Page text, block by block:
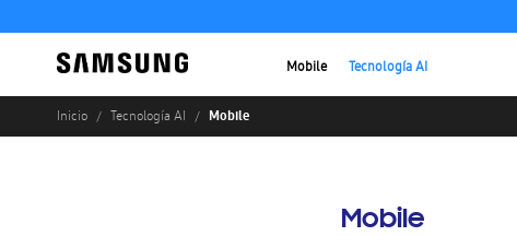
Mobile Tecnología AI
Inicio Tecnología AI Mobile
Mobile